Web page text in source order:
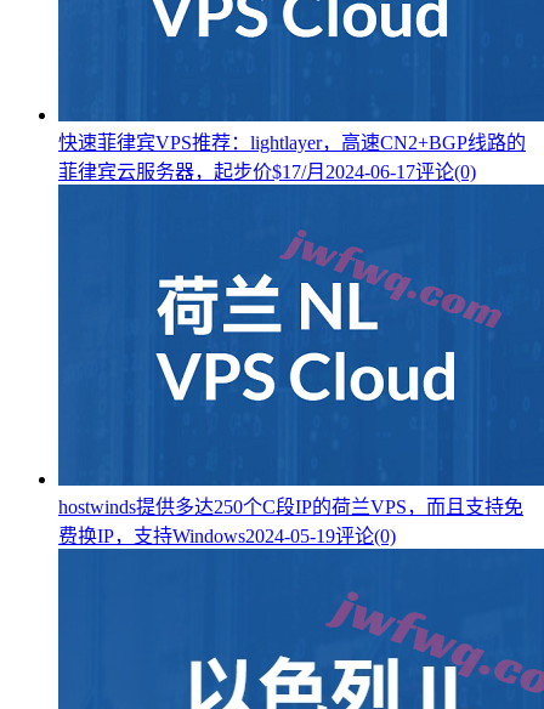
快速菲律宾VPS推荐：lightlayer，高速CN2+BGP线路的
菲律宾云服务器，起步价$17/月 2024-06-17评论(0)
hostwinds提供多达250个C段IP的荷兰VPS，而且支持免
费换IP，支持Windows2024-05-19评论(0)